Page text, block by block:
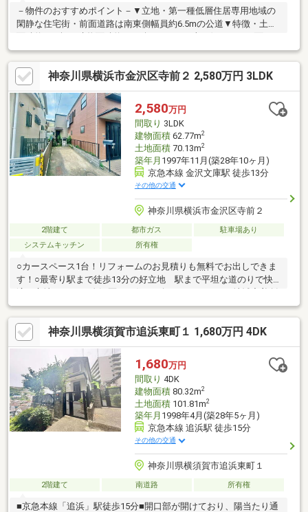
－物件のおすすめポイント－▼立地・第一種低層住居専用地域の
閑静な住宅街・前面道路は南東側幅員約6.5mの公道▼特徴・土地
たLDKは陽当り良好・キッチンはLD・廊下・ユーティリティの
3WAY仕様・和室は約12.0帖の広さ、床の間付・駐車スペース2台
分有(車種による)▼リフォーム履歴【2025年】外壁塗装【2022
年】給湯器交換▼周辺環境・西柴小学校 徒歩4分(約280m)■ ご希
望の住まい探しをお手伝いします ━━━━━・・・物件の詳細・
ご相談はお気軽にお問い合わせください。
神奈川県横浜市金沢区寺前２ 2,580万円 3LDK
2,580万円
間取り 3LDK
建物面積62.77m2
土地面積70.13m2
築年月 1997年11月(築28年10ヶ月)
京急本線 金沢文庫駅 徒歩13分
その他の交通
神奈川県横浜市金沢区寺前２
2階建て 都市ガス
駐車場あり
システムキッチン
所有権
○カースペース1台！リフォームのお見積りも無料でお出しできま
す！○最寄り駅まで徒歩13分の好立地 駅まで平坦な道のりで快
適な立地です！～ 金沢区でお住まい探しをするなら、地域密着創
業49年のミック金沢文庫店へ ～「まずはローンに関する相談に乗
ってほしい」「まだ探し始めで何を見ていいのかわからな
い」・・・など様々な不安の解消や、ご要望について明確にお応
えいたします。まずは、お気軽にお客様のご希望条件をお聞かせ
ください！【資料請求（無料）】をクリック♪
神奈川県横須賀市追浜東町１ 1,680万円 4DK
1,680万円
間取り 4DK
建物面積80.32m2
土地面積101.81m2
築年月 1998年4月(築28年5ヶ月)
京急本線 追浜駅 徒歩15分
その他の交通
神奈川県横須賀市追浜東町１
2階建て 南道路 所有権
■京急本線「追浜」駅徒歩15分■開口部が開けており、陽当たり通